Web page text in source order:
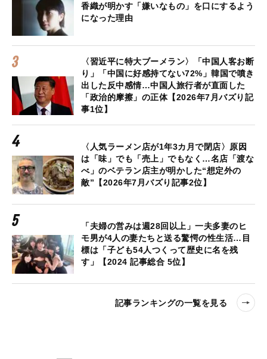
香織が明かす「嫌いなもの」を口にするよう
になった理由
〈習近平に特大ブーメラン〉「中国人客お断
り」「中国に好感持てない72%」韓国で噴き
出した反中感情…中国人旅行者が直面した
「政治的摩擦」の正体【2026年7月バズり記
事1位】
〈人気ラーメン店が1年3カ月で閉店〉原因
は「味」でも「売上」でもなく…名店「渡な
べ」のベテラン店主が明かした“想定外の
敵”【2026年7月バズり記事2位】
「夫婦の営みは週28回以上」一夫多妻のヒ
モ男が4人の妻たちと送る驚愕の性生活…目
標は「子ども54人つくって歴史に名を残
す」【2024 記事総合 5位】
記事ランキングの一覧を見る